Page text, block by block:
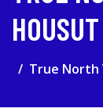
HOUSUT
True North